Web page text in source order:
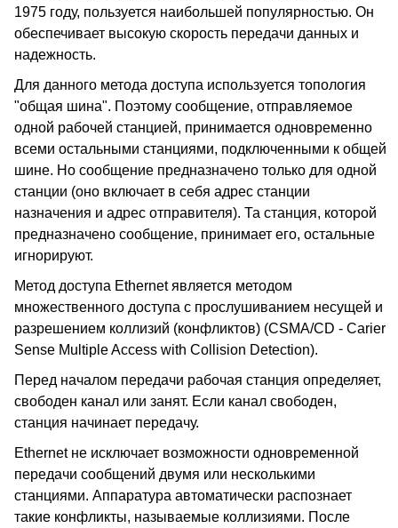
1975 году, пользуется наибольшей популярностью. Он
обеспечивает высокую скорость передачи данных и
надежность.
Для данного метода доступа используется топология
"общая шина". Поэтому сообщение, отправляемое
одной рабочей станцией, принимается одновременно
всеми остальными станциями, подключенными к общей
шине. Но сообщение предназначено только для одной
станции (оно включает в себя адрес станции
назначения и адрес отправителя). Та станция, которой
предназначено сообщение, принимает его, остальные
игнорируют.
Метод доступа Ethernet является методом
множественного доступа с прослушиванием несущей и
разрешением коллизий (конфликтов) (CSMA/CD - Carier
Sense Multiple Access with Collision Detection).
Перед началом передачи рабочая станция определяет,
свободен канал или занят. Если канал свободен,
станция начинает передачу.
Ethernet не исключает возможности одновременной
передачи сообщений двумя или несколькими
станциями. Аппаратура автоматически распознает
такие конфликты, называемые коллизиями. После